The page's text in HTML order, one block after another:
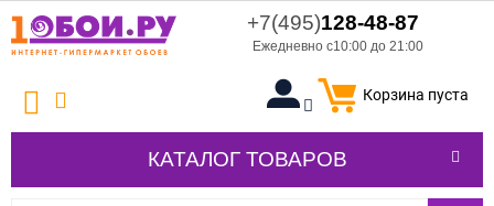
+7(495)128-48-87
Ежедневно с10:00 до 21:00
Корзина пуста
КАТАЛОГ ТОВАРОВ